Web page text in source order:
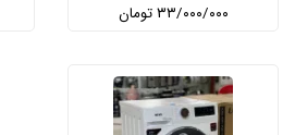
۳۳/۰۰۰/۰۰۰ تومان